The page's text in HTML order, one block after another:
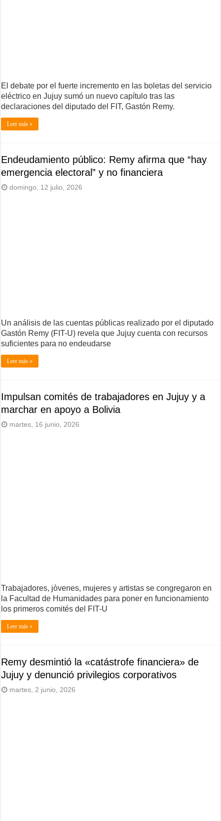
El debate por el fuerte incremento en las boletas del servicio
eléctrico en Jujuy sumó un nuevo capítulo tras las
declaraciones del diputado del FIT, Gastón Remy.
Leer más »
Endeudamiento público: Remy afirma que “hay
emergencia electoral” y no financiera
domingo, 12 julio, 2026
Un análisis de las cuentas públicas realizado por el diputado
Gastón Remy (FIT-U) revela que Jujuy cuenta con recursos
suficientes para no endeudarse
Leer más »
Impulsan comités de trabajadores en Jujuy y a
marchar en apoyo a Bolivia
martes, 16 junio, 2026
Trabajadores, jòvenes, mujeres y artistas se congregaron en
la Facultad de Humanidades para poner en funcionamiento
los primeros comités del FIT-U
Leer más »
Remy desmintió la «catástrofe financiera» de
Jujuy y denunció privilegios corporativos
martes, 2 junio, 2026